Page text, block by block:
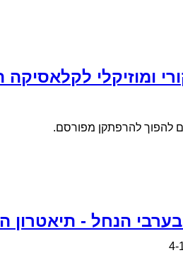
ומוזיקלי לקלאסיקה
להפוך להרפתקן מפורסם.
הנחל - תיאטרון